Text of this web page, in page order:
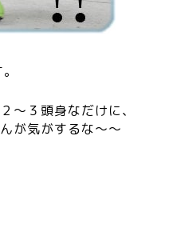
～３頭身なだけに、
が気がするな～～